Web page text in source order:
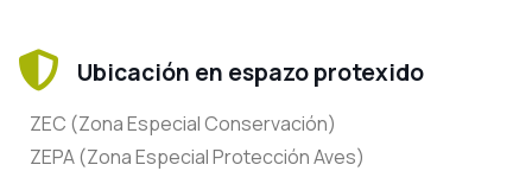
Ubicación en espazo protexido
ZEC (Zona Especial Conservación)
ZEPA (Zona Especial Protección Aves)